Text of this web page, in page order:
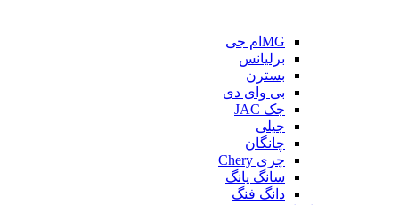
MGام جی
برلیانس
بسترن
بی وای دی
جک JAC
جیلی
چانگان
چری Chery
سانگ یانگ
دانگ فنگ